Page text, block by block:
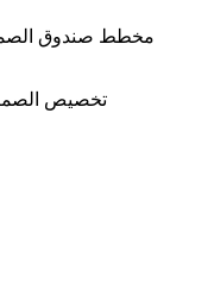
تخصيص